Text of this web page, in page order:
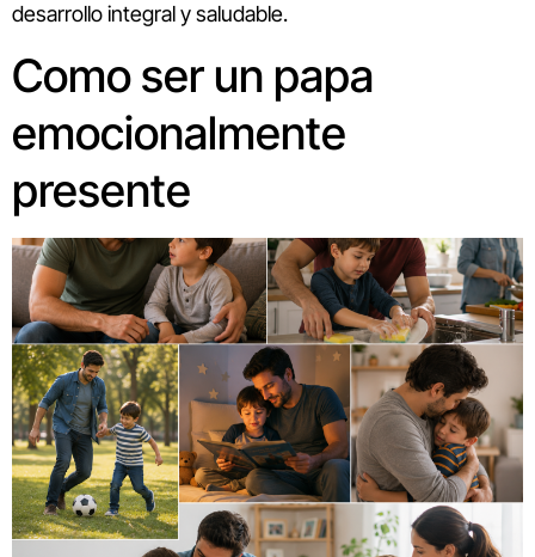
desarrollo integral y saludable.
Como ser un papa
emocionalmente
presente